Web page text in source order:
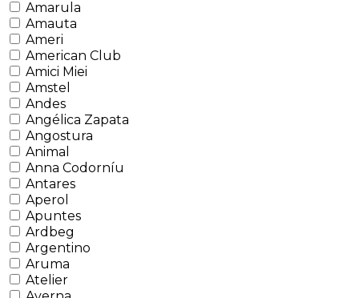
Amarula
Amauta
Ameri
American Club
Amici Miei
Amstel
Andes
Angélica Zapata
Angostura
Animal
Anna Codorníu
Antares
Aperol
Apuntes
Ardbeg
Argentino
Aruma
Atelier